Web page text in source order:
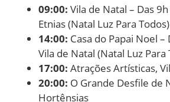
09:00: Vila de Natal – Das
Etnias (Natal Luz Para Todos)
14:00: Casa do Papai Noel –
Vila de Natal (Natal Luz Para
17:00: Atrações Artísticas,
20:00: O Grande Desfile de
Hortênsias